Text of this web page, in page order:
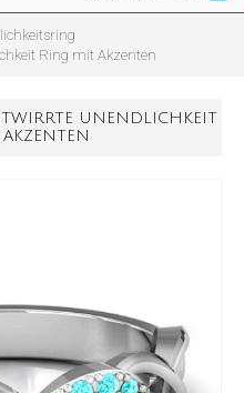
Ring mit Akzenten
UNENDLICHKEIT